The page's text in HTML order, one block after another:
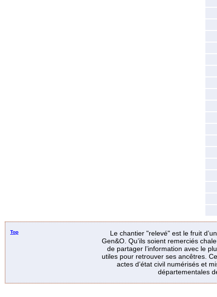
Top
Le chantier "relevé" est le fruit
Gen&O. Qu’ils soient remerciés
de partager l’information avec le
utiles pour retrouver ses ancêtres.
actes d’état civil numérisés et
départementales